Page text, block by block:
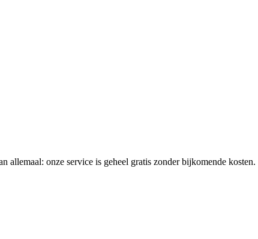
allemaal: onze service is geheel gratis zonder bijkomende kosten.